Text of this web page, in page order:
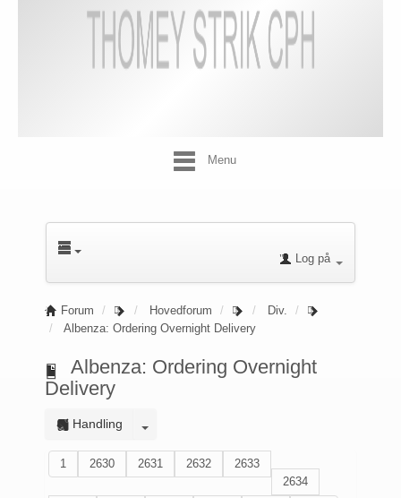
Menu
Log på
Forum Hovedforum
Div.
Albenza: Ordering Overnight Delivery
Albenza: Ordering Overnight
Delivery
Handling
1 2630 2631 2632
2633
2634